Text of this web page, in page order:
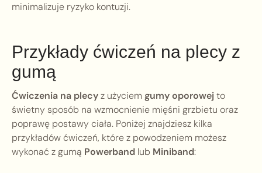
minimalizuje ryzyko kontuzji.
Przykłady ćwiczeń na plecy z
gumą
Ćwiczenia na plecyz użyciem gumy oporowejto
świetny sposób na wzmocnienie mięśni grzbietu oraz
poprawę postawy ciała. Poniżej znajdziesz kilka
przykładów ćwiczeń, które z powodzeniem możesz
wykonać z gumą Powerband lub Miniband: